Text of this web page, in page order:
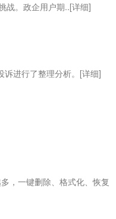
战。政企用户期..[详细]
进行了整理分析。 [详细]
，一键删除、格式化、恢复